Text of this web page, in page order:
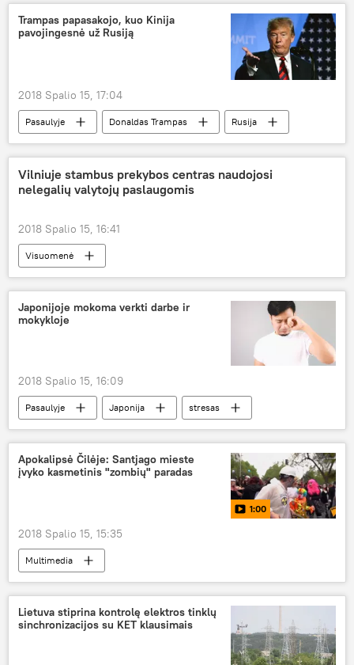
Trampas papasakojo, kuo Kinija
pavojingesnė už Rusiją
2018 Spalio 15, 17:04
Pasaulyje Donaldas Trampas
Rusija
Kinija
Vilniuje stambus prekybos centras naudojosi
nelegalių valytojų paslaugomis
2018 Spalio 15, 16:41
Visuomenė
Finansinių nusikaltimų tyrimo tarnyba (FNTT)
valymas
nelegalus darbas
Japonijoje mokoma verkti darbe ir
mokykloje
2018 Spalio 15, 16:09
Pasaulyje Japonija stresas
Apokalipsė Čilėje: Santjago mieste
įvyko kasmetinis "zombių" paradas
1:00
2018 Spalio 15, 15:35
Multimedia
Lietuva stiprina kontrolę elektros tinklų
sinchronizacijos su KET klausimais